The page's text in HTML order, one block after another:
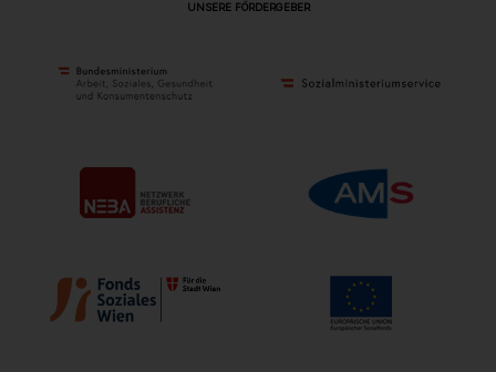
UNSERE FÖRDERGEBER